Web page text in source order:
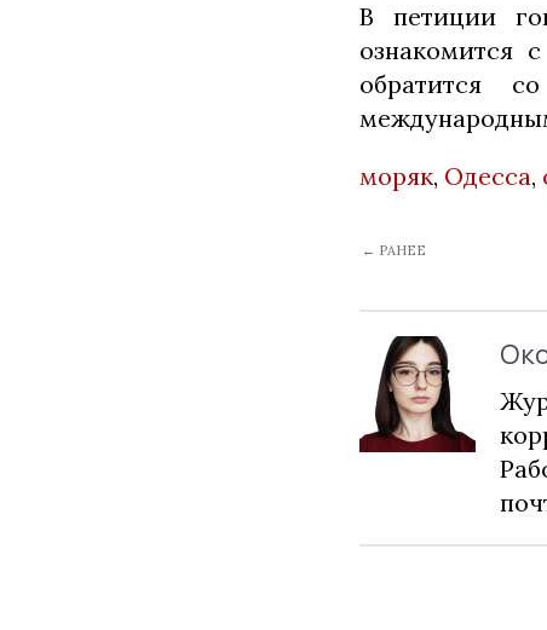
В петиции
ознакомится
обратится
моряк, Одесса,
← РАНЕЕ